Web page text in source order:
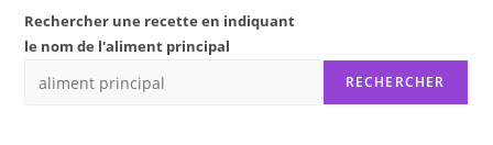
Rechercher une recette en indiquant
le nom de l'aliment principal
RECHERCHER